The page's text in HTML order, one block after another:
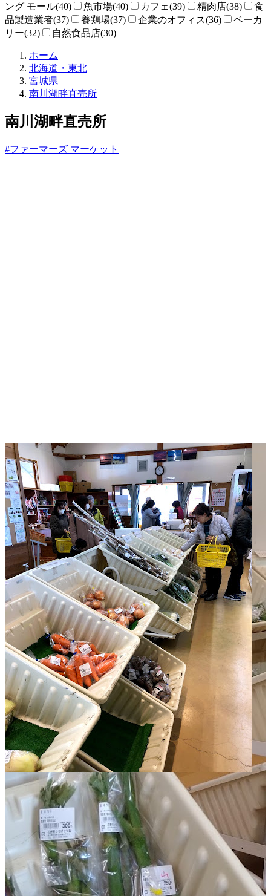
ング モール(40)
魚市場(40) カフェ(39) 精肉店(38)
食
品製造業者(37)
養鶏場(37) 企業のオフィス(36)
ベーカ
リー(32)
自然食品店(30)
ホーム
売
ね
と
北海道・東北
宮城県
南川湖畔直売所
南川湖畔直売所
#ファーマーズ マーケット